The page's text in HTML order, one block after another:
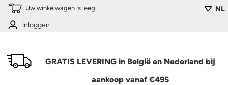
Overslaan en naar de algemene inhoud gaan NL
Uw winkelwagen is leeg.
inloggen
GRATIS LEVERING in België en Nederland bij
aankoop vanaf €495